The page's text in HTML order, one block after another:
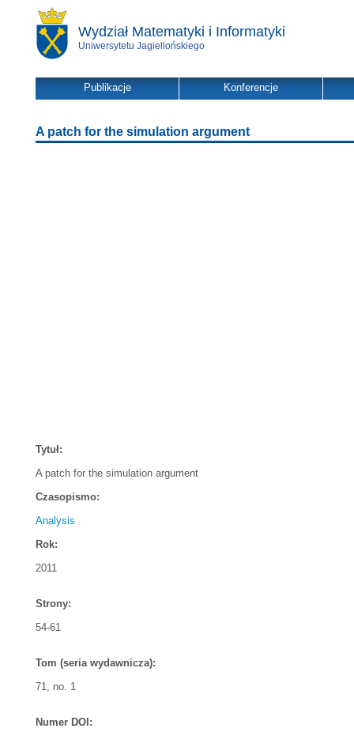
Wydział Matematyki i Informatyki
Uniwersytetu Jagiellońskiego
Publikacje Konferencje
A patch for the simulation argument
Tytuł:
A patch for the simulation argument
Czasopismo:
Analysis
Rok:
2011
Strony:
54-61
Tom (seria wydawnicza):
71, no. 1
Numer DOI: